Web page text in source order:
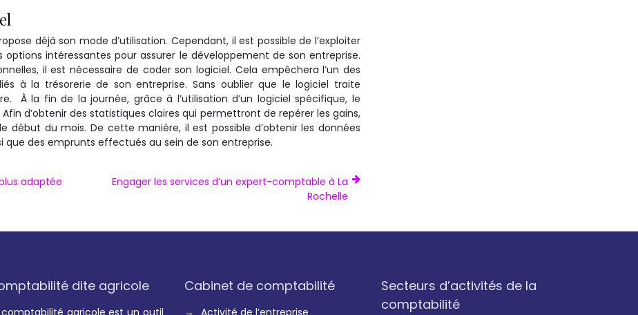
déjà son mode d’utilisation. Cependant, il est possible de l’exploiter
options intéressantes pour assurer le développement de son entreprise.
il est nécessaire de coder son logiciel. Cela empêchera l’un des
à la trésorerie de son entreprise. Sans oublier que le logiciel traite
À la fin de la journée, grâce à l’utilisation d’un logiciel spécifique, le
d’obtenir des statistiques claires qui permettront de repérer les gains,
du mois. De cette manière, il est possible d’obtenir les données
des emprunts effectués au sein de son entreprise.
adaptée
Engager les services d’un expert-comptable à La
Rochelle
dite agricole Cabinet de comptabilité
Secteurs d’activités de la
comptabilité